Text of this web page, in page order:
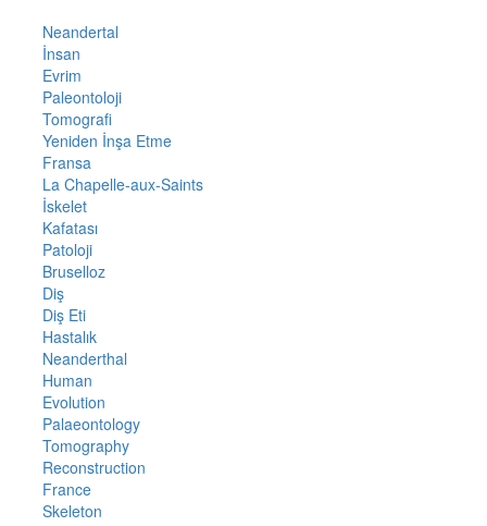
Neandertal
İnsan
Evrim
Paleontoloji
Tomografi
Yeniden İnşa Etme
Fransa
La Chapelle-aux-Saints
İskelet
Kafatası
Patoloji
Bruselloz
Diş
Diş Eti
Hastalık
Neanderthal
Human
Evolution
Palaeontology
Tomography
Reconstruction
France
Skeleton